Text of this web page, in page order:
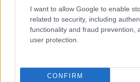
I want to allow Google to enable
related to security, including
functionality and fraud prevention,
user protection.
CONFIRM
Slovenj Gradec